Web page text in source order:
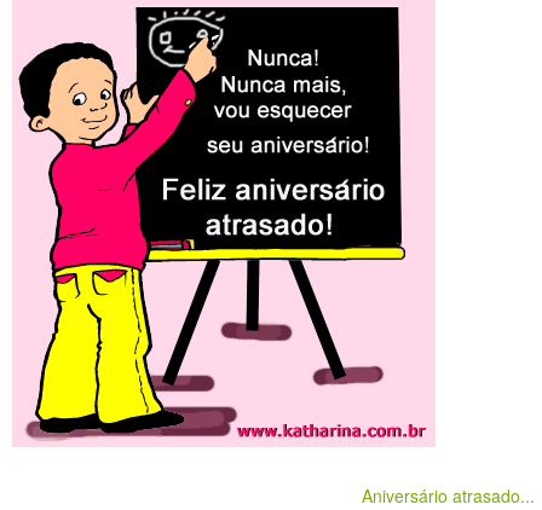
Aniversário atrasado...